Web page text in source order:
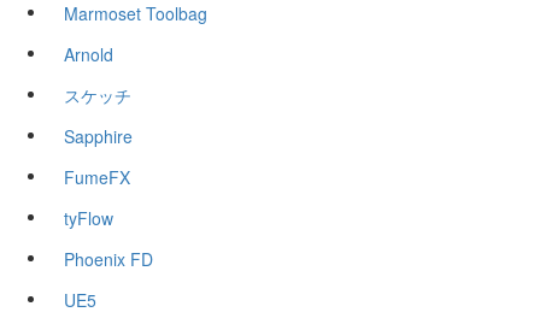
Marmoset Toolbag
Arnold
スケッチ
Sapphire
FumeFX
tyFlow
Phoenix FD
UE5